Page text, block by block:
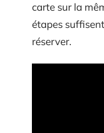
carte sur la
étapes
réserver.